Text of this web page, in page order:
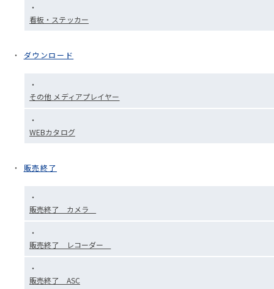
看板・ステッカー
ダウンロード
その他 メディアプレイヤー
WEBカタログ
販売終了
販売終了 カメラ
販売終了 レコーダー
販売終了 ASC